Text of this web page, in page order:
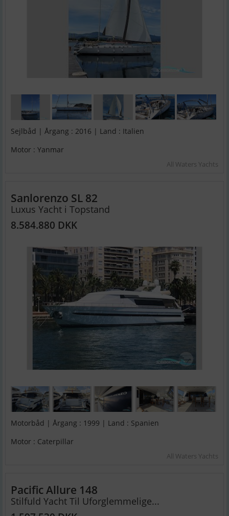
Sejlbåd | Årgang : 2016 | Land : Italien
Motor : Yanmar
All Waters Yachts
Sanlorenzo SL 82
Luxus Yacht i Topstand
8.584.880 DKK
Motorbåd | Årgang : 1999 | Land : Spanien
Motor : Caterpillar
All Waters Yachts
Pacific Allure 148
Stilfuld Yacht Til Uforglemmelige...